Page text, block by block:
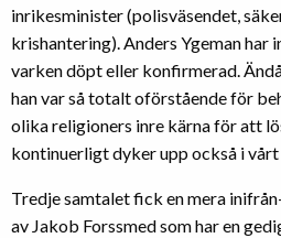
inrikesminister (polisväsendet,
krishantering). Anders Ygeman har
varken döpt eller konfirmerad.
han var så totalt oförstående för
olika religioners inre kärna för att
kontinuerligt dyker upp också i vårt
Tredje samtalet fick en mera
av Jakob Forssmed som har en